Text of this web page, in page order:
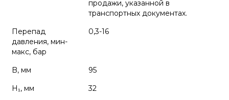
продажи, указанной в
транспортных документах.
Перепад
давления, мин-
макс, бар
0,3-16
B, мм
95
H₁, мм
32